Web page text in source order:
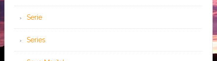
Serie
Series